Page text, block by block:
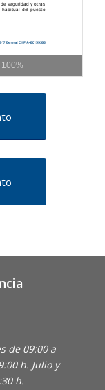
100%
de 09:00 a
h. Julio y
h.